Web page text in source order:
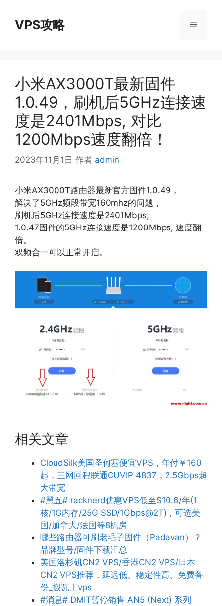
VPS攻略 菜
小米AX3000T最新固件
1.0.49，刷机后5GHz连接速
度是2401Mbps, 对比
1200Mbps速度翻倍！
2023年11月1日 作者 admin
小米AX3000T路由器最新官方固件1.0.49，
解决了5GHz频段带宽160mhz的问题，
刷机后5GHz连接速度是2401Mbps,
1.0.47固件的5GHz连接速度是1200Mbps, 速度翻
倍。
双频合一可以正常开启。
相关文章
CloudSilk美国圣何塞便宜VPS，年付￥160
起，三网回程联通CUVIP 4837，2.5Gbps超
大带宽
#黑五# racknerd优惠VPS低至$10.6/年(1
核/1G内存/25G SSD/1Gbps@2T)，可选美
国/加拿大/法国等8机房
哪些路由器可刷老毛子固件（Padavan）？
品牌型号/固件下载汇总
美国洛杉矶CN2 VPS/香港CN2 VPS/日本
CN2 VPS推荐，延迟低、稳定性高、免费备
份_搬瓦工vps
#消息# DMIT暂停销售 AN5 (Next) 系列